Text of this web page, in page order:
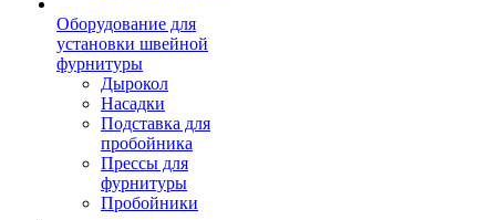
Оборудование для
установки швейной
фурнитуры
Дырокол
Насадки
Подставка для
пробойника
Прессы для
фурнитуры
Пробойники